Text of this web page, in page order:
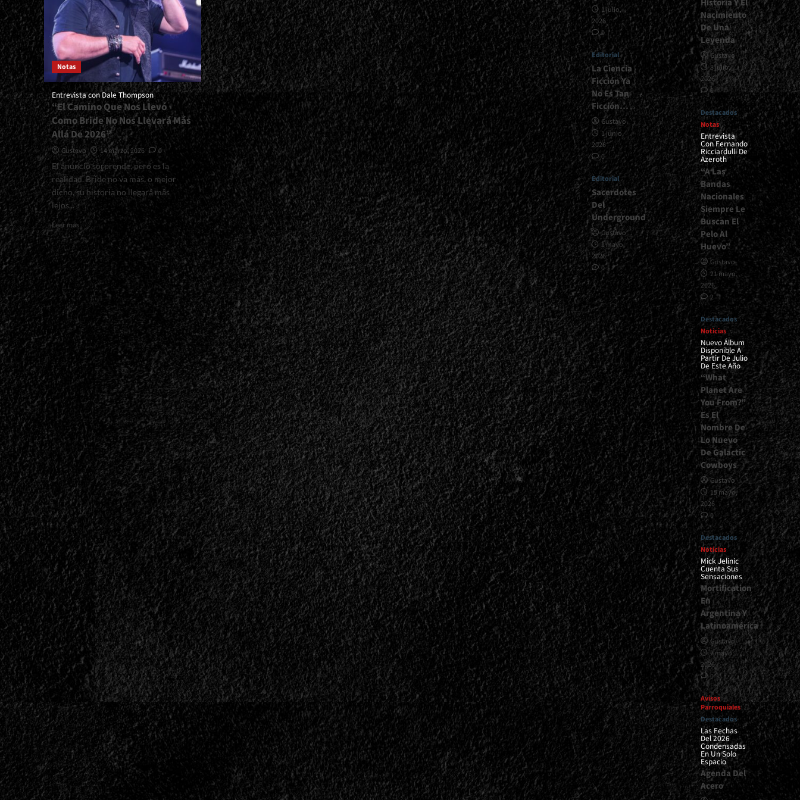
Notas
Entrevista con Dale Thompson
“El Camino Que Nos Llevó
Como Bride No Nos Llevará Más
Allá De 2026”
Gustavo 14 marzo, 2026
0
El anuncio sorprende, pero es la
realidad. Bride no va más, o mejor
dicho, su historia no llegará más
lejos...
Leer másRead
more
about
<small>Entrevista
con
Dale
Thompson<span>
|
</span>
</small>
<div>“El
Camino
Que
Nos
Llevó
Como
Bride
No
Nos
Llevará
Más
Allá
De
2026”</div>
1 julio,
2026
0
Editorial
La Ciencia
Ficción Ya
No Es Tan
Ficción…
Gustavo
1 junio,
2026
0
Editorial
Sacerdotes
Del
Underground
Gustavo
1 mayo,
2026
0
Historia Y El
Nacimiento
De Una
Leyenda
Gustavo
8 julio,
2026
0
Destacados
Notas
Entrevista
Con Fernando
Ricciardulli De
Azeroth
“A Las
Bandas
Nacionales
Siempre Le
Buscan El
Pelo Al
Huevo”
Gustavo
21 mayo,
2026
2
Destacados
Noticias
Nuevo Álbum
Disponible A
Partir De Julio
De Este Año
“What
Planet Are
You From?”
Es El
Nombre De
Lo Nuevo
De Galactic
Cowboys
Gustavo
15 mayo,
2026
0
Destacados
Noticias
Mick Jelinic
Cuenta Sus
Sensaciones
Mortification
En
Argentina Y
Latinoamérica
Gustavo
7 mayo,
2026
0
Avisos
Parroquiales
Destacados
Las Fechas
Del 2026
Condensadas
En Un Solo
Espacio
Agenda Del
Acero